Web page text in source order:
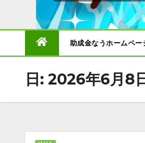
助成金なうホームペー
日: 2026年6月8